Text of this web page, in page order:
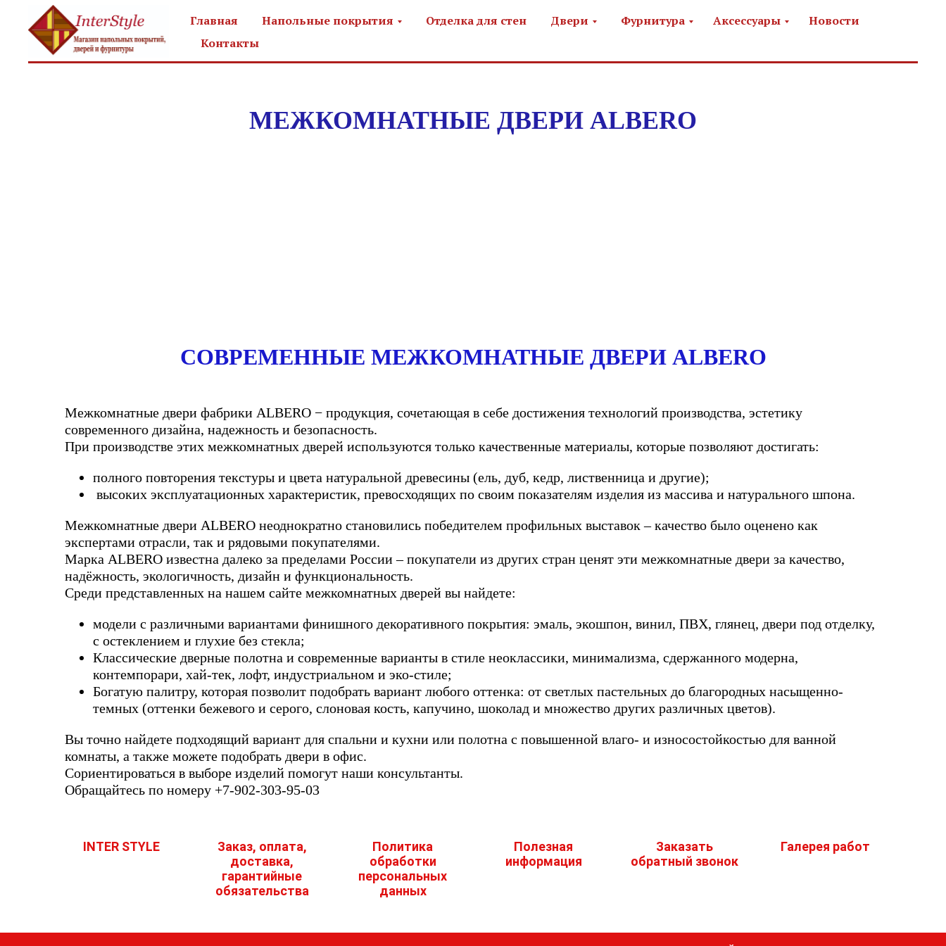
Главная Напольные покрытия Отделка для стен Двери Фурнитура Аксессуары
Новости
Контакты
МЕЖКОМНАТНЫЕ ДВЕРИ ALBERO
СОВРЕМЕННЫЕ МЕЖКОМНАТНЫЕ ДВЕРИ ALBERO
Межкомнатные двери фабрики ALBERO − продукция, сочетающая в себе достижения технологий производства, эстетику
современного дизайна, надежность и безопасность.
При производстве этих межкомнатных дверей используются только качественные материалы, которые позволяют достигать:
полного повторения текстуры и цвета натуральной древесины (ель, дуб, кедр, лиственница и другие);
высоких эксплуатационных характеристик, превосходящих по своим показателям изделия из массива и натурального шпона.
Межкомнатные двери ALBERO неоднократно становились победителем профильных выставок – качество было оценено как
экспертами отрасли, так и рядовыми покупателями.
Марка ALBERO известна далеко за пределами России – покупатели из других стран ценят эти межкомнатные двери за качество,
надёжность, экологичность, дизайн и функциональность.
Среди представленных на нашем сайте межкомнатных дверей вы найдете:
модели с различными вариантами финишного декоративного покрытия: эмаль, экошпон, винил, ПВХ, глянец, двери под отделку,
с остеклением и глухие без стекла;
Классические дверные полотна и современные варианты в стиле неоклассики, минимализма, сдержанного модерна,
контемпорари, хай-тек, лофт, индустриальном и эко-стиле;
Богатую палитру, которая позволит подобрать вариант любого оттенка: от светлых пастельных до благородных насыщенно-
темных (оттенки бежевого и серого, слоновая кость, капучино, шоколад и множество других различных цветов).
Вы точно найдете подходящий вариант для спальни и кухни или полотна с повышенной влаго- и износостойкостью для ванной
комнаты, а также можете подобрать двери в офис.
Сориентироваться в выборе изделий помогут наши консультанты.
Обращайтесь по номеру +7-902-303-95-03
INTER STYLE
Заказ, оплата,
доставка,
гарантийные
обязательства
Политика
обработки
персональных
данных
Полезная
информация
Заказать
обратный звонок
Галерея работ